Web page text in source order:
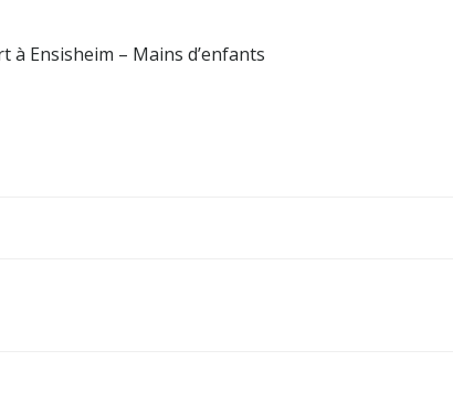
à Ensisheim – Mains d’enfants